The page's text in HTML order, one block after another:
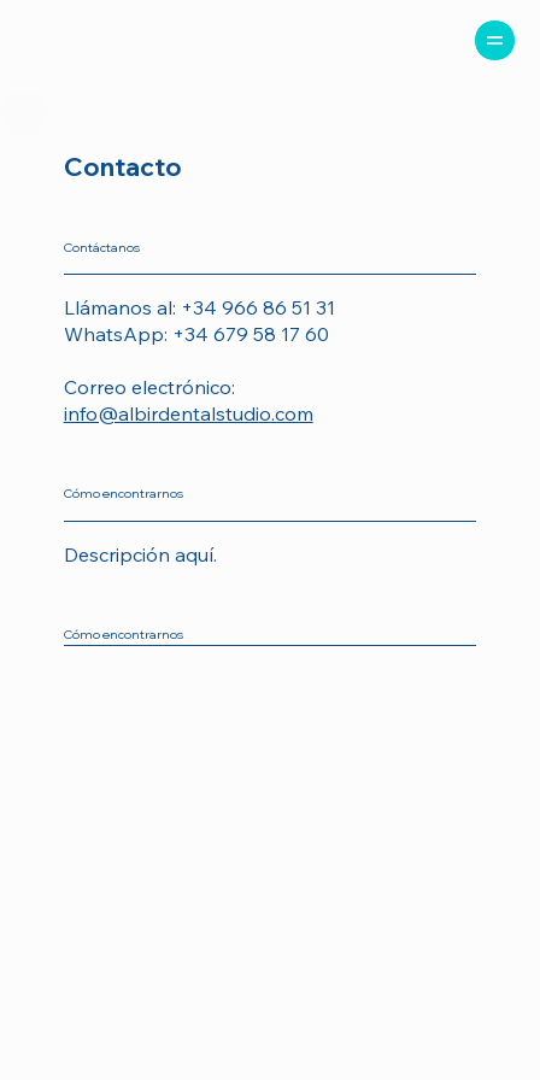
Contacto
Contáctanos
Llámanos al: +34 966 86 51 31
WhatsApp: +34 679 58 17 60
Correo electrónico:
info@albirdentalstudio.com
Cómo encontrarnos
Descripción aquí.
Cómo encontrarnos